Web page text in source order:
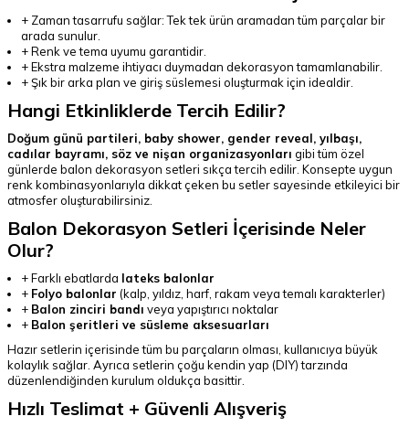
+ Zaman tasarrufu sağlar: Tek tek ürün aramadan tüm parçalar bir
arada sunulur.
+ Renk ve tema uyumu garantidir.
+ Ekstra malzeme ihtiyacı duymadan dekorasyon tamamlanabilir.
+ Şık bir arka plan ve giriş süslemesi oluşturmak için idealdir.
Hangi Etkinliklerde Tercih Edilir?
Doğum günü partileri, baby shower, gender reveal, yılbaşı,
cadılar bayramı, söz ve nişan organizasyonları gibi tüm özel
günlerde balon dekorasyon setleri sıkça tercih edilir. Konsepte uygun
renk kombinasyonlarıyla dikkat çeken bu setler sayesinde etkileyici bir
atmosfer oluşturabilirsiniz.
Balon Dekorasyon Setleri İçerisinde Neler
Olur?
+ Farklı ebatlarda lateks balonlar
+ Folyo balonlar (kalp, yıldız, harf, rakam veya temalı karakterler)
+ Balon zinciri bandı veya yapıştırıcı noktalar
+ Balon şeritleri ve süsleme aksesuarları
Hazır setlerin içerisinde tüm bu parçaların olması, kullanıcıya büyük
kolaylık sağlar. Ayrıca setlerin çoğu kendin yap (DIY) tarzında
düzenlendiğinden kurulum oldukça basittir.
Hızlı Teslimat + Güvenli Alışveriş